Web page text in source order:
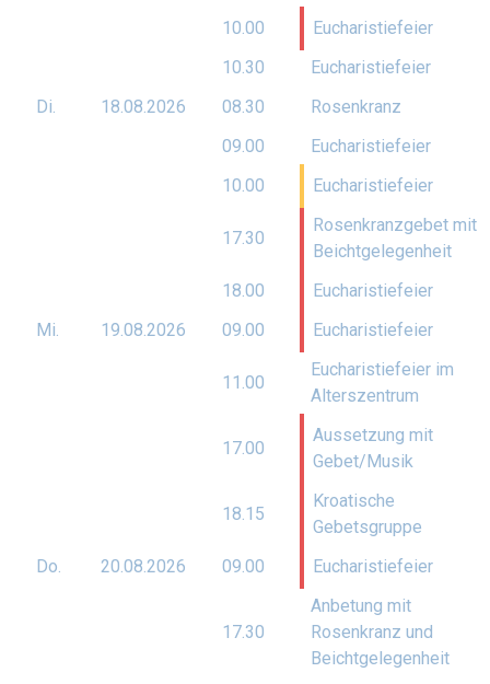
10.00
Eucharistiefeier
10.30
Eucharistiefeier
Di.
18.08.2026 08.30
Rosenkranz
09.00
Eucharistiefeier
10.00
Eucharistiefeier
17.30
Rosenkranzgebet mit
Beichtgelegenheit
18.00
Eucharistiefeier
Mi.
19.08.2026 09.00 Eucharistiefeier
11.00
Eucharistiefeier im
Alterszentrum
17.00
Aussetzung mit
Gebet/Musik
18.15
Kroatische
Gebetsgruppe
Do.
20.08.2026 09.00 Eucharistiefeier
17.30
Anbetung mit
Rosenkranz und
Beichtgelegenheit